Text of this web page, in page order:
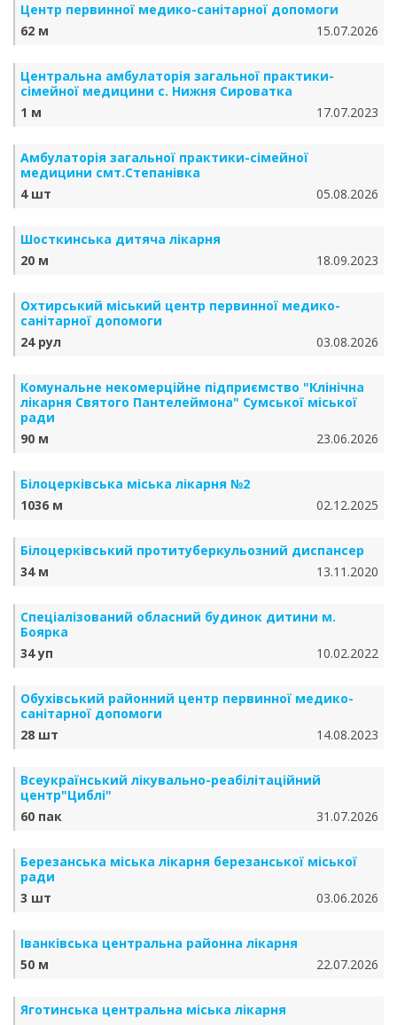
Центр первинної медико-санітарної допомоги
62 м
15.07.2026
Центральна амбулаторія загальної практики-
сімейної медицини с. Нижня Сироватка
1 м
17.07.2023
Амбулаторія загальної практики-сімейної
медицини смт.Степанівка
4 шт
05.08.2026
Шосткинська дитяча лікарня
20 м
18.09.2023
Охтирський міський центр первинної медико-
санітарної допомоги
24 рул
03.08.2026
Комунальне некомерційне підприємство "Клінічна
лікарня Святого Пантелеймона" Сумської міської
ради
90 м
23.06.2026
Білоцерківська міська лікарня №2
1036 м
02.12.2025
Білоцерківський протитуберкульозний диспансер
34 м
13.11.2020
Спеціалізований обласний будинок дитини м.
Боярка
34 уп
10.02.2022
Обухівський районний центр первинної медико-
санітарної допомоги
28 шт
14.08.2023
Всеукраїнський лікувально-реабілітаційний
центр"Циблі"
60 пак
31.07.2026
Березанська міська лікарня березанської міської
ради
3 шт
03.06.2026
Іванківська центральна районна лікарня
50 м
22.07.2026
Яготинська центральна міська лікарня